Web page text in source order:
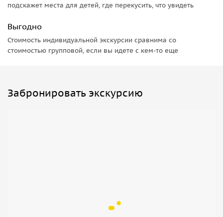
подскажет места для детей, где перекусить, что увидеть
Выгодно
Стоимость индивидуальной экскурсии сравнима со
стоимостью групповой, если вы идете с кем-то еще
Забронировать экскурсию